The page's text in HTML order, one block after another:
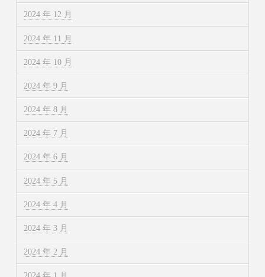
2024 年 12 月
2024 年 11 月
2024 年 10 月
2024 年 9 月
2024 年 8 月
2024 年 7 月
2024 年 6 月
2024 年 5 月
2024 年 4 月
2024 年 3 月
2024 年 2 月